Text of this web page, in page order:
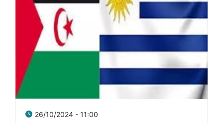
26/10/2024 - 11:00